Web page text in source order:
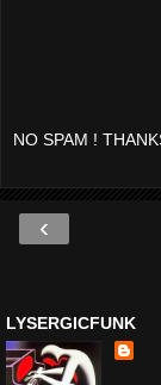
NO SPAM !
‹
LYSERGICFUNK